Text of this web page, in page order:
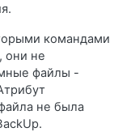
командами
они не
файлы -
не была